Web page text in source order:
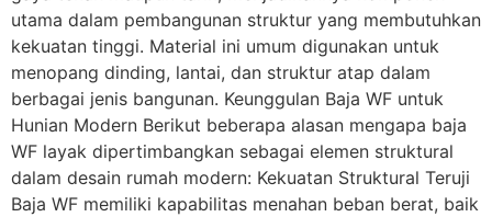
utama dalam pembangunan struktur yang membutuhkan
kekuatan tinggi. Material ini umum digunakan untuk
menopang dinding, lantai, dan struktur atap dalam
berbagai jenis bangunan. Keunggulan Baja WF untuk
Hunian Modern Berikut beberapa alasan mengapa baja
WF layak dipertimbangkan sebagai elemen struktural
dalam desain rumah modern: Kekuatan Struktural Teruji
Baja WF memiliki kapabilitas menahan beban berat, baik